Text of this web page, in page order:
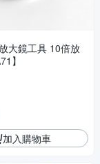
大鏡工具 10倍放
】
加入購物車